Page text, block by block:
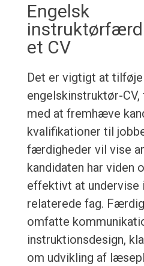
Engelsk
et CV
Det er vigtigt at
engelskinstruktør-
med at fremhæve
kvalifikationer til
færdigheder vil vise
kandidaten har viden
effektivt at undervise
relaterede fag.
omfatte
instruktionsdesign,
om udvikling af